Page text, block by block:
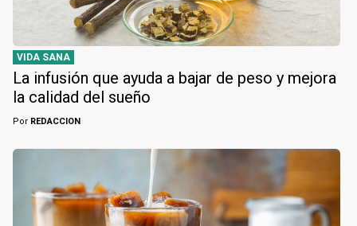
VIDA SANA
La infusión que ayuda a bajar de peso y mejora
la calidad del sueño
Por REDACCION